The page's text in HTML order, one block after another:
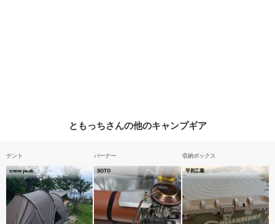
ともっちさんの他のキャンプギア
テント
snow peak
バーナー
SOTO
収納ボックス
平和工業